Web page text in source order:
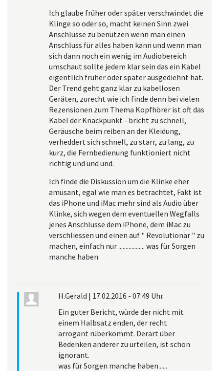
Ich glaube früher oder später verschwindet die
Klinge so oder so, macht keinen Sinn zwei
Anschlüsse zu benutzen wenn man einen
Anschluss für alles haben kann und wenn man
sich dann noch ein wenig im Audiobereich
umschaut sollte jedem klar sein das ein Kabel
eigentlich früher oder später ausgediehnt hat.
Der Trend geht ganz klar zu kabellosen
Geräten, zurecht wie ich finde denn bei vielen
Rezensionen zum Thema Kopfhörer ist oft das
Kabel der Knackpunkt - bricht zu schnell,
Geräusche beim reiben an der Kleidung,
verheddert sich schnell, zu starr, zu lang, zu
kurz, die Fernbedienung funktioniert nicht
richtig und und und.
Ich finde die Diskussion um die Klinke eher
amüsant, egal wie man es betrachtet, Fakt ist
das iPhone und iMac mehr sind als Audio über
Klinke, sich wegen dem eventuellen Wegfalls
jenes Anschlusse dem iPhone, dem iMac zu
verschliessen und einen auf " Revolutionär " zu
machen, einfach nur .................. was für Sorgen
manche haben.
H.Gerald | 17.02.2016 - 07:49 Uhr
Ein guter Bericht, würde der nicht mit
einem Halbsatz enden, der recht
arrogant rüberkommt. Derart über
Bedenken anderer zu urteilen, ist schon
ignorant.
was für Sorgen manche haben......